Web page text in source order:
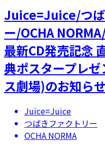
Juice=Juice/つば
ー/OCHA
最新CD発売記念
典ポスタープレ
ス劇場)のお知らせ
Juice=Juice
つばきファクトリー
OCHA NORMA